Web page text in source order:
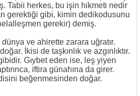
Tabii herkes, bu işin hikmeti nedir
gerektiği gibi, kimin dedikodusunu
gerekir) demiş.
ve ahirette zarara uğratır.
İkisi de taşkınlık ve azgınlıktır.
Gıybet eden ise, leş yiyen
iftira günahına da girer.
beğenmesinden doğar.